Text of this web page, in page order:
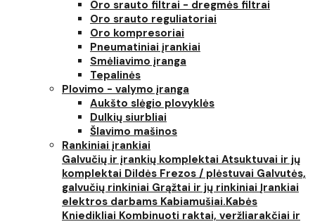
Oro srauto filtrai - dregmės filtrai
Oro srauto reguliatoriai
Oro kompresoriai
Pneumatiniai įrankiai
Smėliavimo įranga
Tepalinės
Plovimo - valymo įranga
Aukšto slėgio plovyklės
Dulkių siurbliai
Šlavimo mašinos
Rankiniai įrankiai
Galvučių ir įrankių komplektai Atsuktuvai ir jų
komplektai Dildės Frezos / plėstuvai Galvutės,
galvučių rinkiniai Grąžtai ir jų rinkiniai Įrankiai
elektros darbams Kabiamušiai.Kabės
Kniedikliai Kombinuoti raktai, veržliarakčiai ir